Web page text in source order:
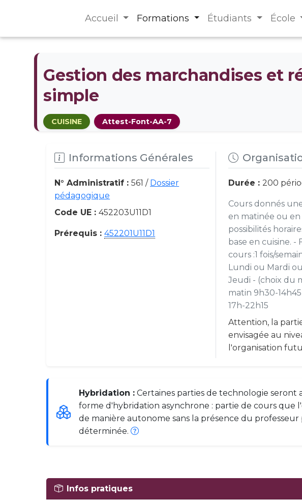
Accueil Formations Étudiants École
Gestion des marchandises et
simple
CUISINE Attest-Font-AA-7
Informations Générales
N° Administratif :561 / Dossier
pédagogique
Code UE :452203U11D1
Prérequis :452201U11D1
Durée : 200
Cours donnés
en matinée ou en
possibilités
base en cuisine.
cours :1 fois/
Lundi ou Mardi
Jeudi - (choix du
matin 9h30-
17h-22h15
Attention, la
envisagée au
l'organisation
Hybridation : Certaines parties de technologie seront
forme d'hybridation asynchrone : partie de cours que
de manière autonome sans la présence du
déterminée.
Infos pratiques